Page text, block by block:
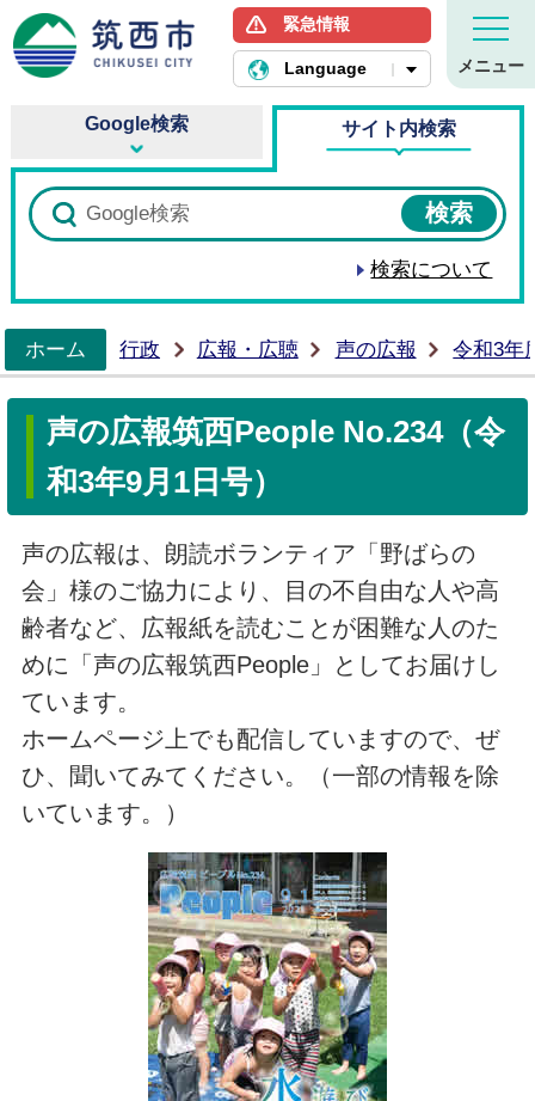
筑西市ホームページ
緊急情報
Language メニュー
Google検索 サイト内検索
検索について
ホーム
行政 広報・広聴 声の広報 令和3年
声の広報筑西People No.234（令
和3年9月1日号）
声の広報は、朗読ボランティア「野ばらの
会」様のご協力により、目の不自由な人や高
齢者など、広報紙を読むことが困難な人のた
めに「声の広報筑西People」としてお届けし
ています。
ホームページ上でも配信していますので、ぜ
ひ、聞いてみてください。（一部の情報を除
いています。）